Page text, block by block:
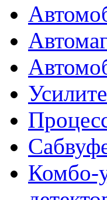
Комбо-